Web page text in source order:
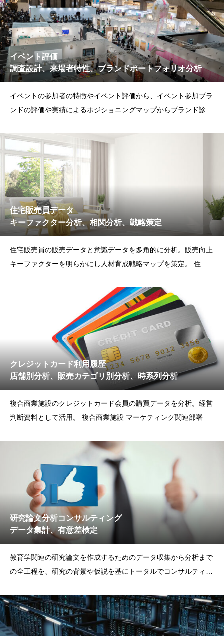
イベント評価
調査設計、来場者特性、ブランドポートフォリオ分析
イベントの参加者の特徴やイベント評価から、イベント参加ブラ
ンドの評価や実績によるポジショニングマップからブランド診
住宅販売員データ
キーファクター分析、相関分析、戦略策定
住宅販売員の販売データと意識データを多角的に分析。販売向上
キーファクターを明らかにし人材育成戦略マップを策定。 住宅
クレジットカード利用履歴
店舗別分析、販売カテゴリ別分析、時系列分析
複合商業施設のクレジットカード会員の購買データを分析。経営
判断資料として活用。 複合商業施設 マーケティング関連部署
研究論文分析コンサルティング
データ集計、有意差検定
教育学関連の研究論文を作成するためのデータ収集から分析まで
の全工程を、研究の背景や仮説を基にトータルでコンサルティン